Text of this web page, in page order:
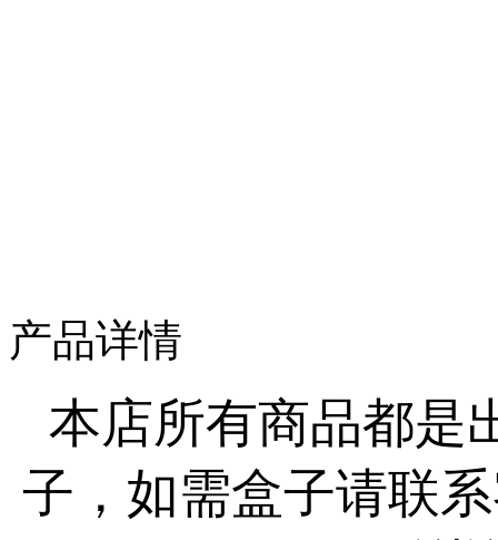
产品详情
本店所有商品都是
子，如需盒子请联